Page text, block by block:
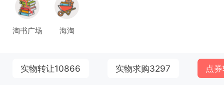
淘书广场 海淘
实物转让10866 实物求购3297 点